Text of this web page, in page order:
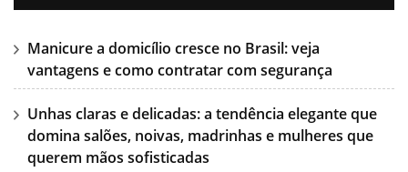
Manicure a domicílio cresce no Brasil: veja
vantagens e como contratar com segurança
Unhas claras e delicadas: a tendência elegante que
domina salões, noivas, madrinhas e mulheres que
querem mãos sofisticadas